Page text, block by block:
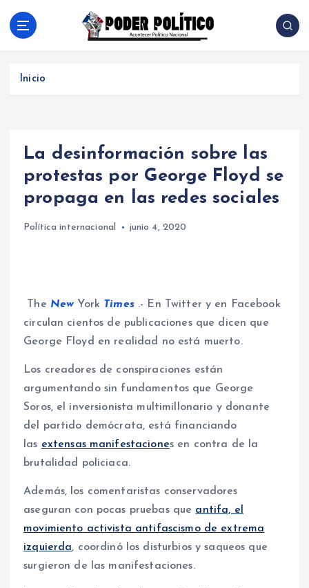
Acontecer Politico Nacional
Inicio
La desinformación sobre las
protestas por George Floyd se
propaga en las redes sociales
Política internacional junio 4, 2020
The New York Times.- En Twitter y en Facebook
circulan cientos de publicaciones que dicen que
George Floyd en realidad no está muerto.
Los creadores de conspiraciones están
argumentando sin fundamentos que George
Soros, el inversionista multimillonario y donante
del partido demócrata, está financiando
las extensas manifestaciones en contra de la
brutalidad policiaca.
Además, los comentaristas conservadores
aseguran con pocas pruebas que antifa, el
movimiento activista antifascismo de extrema
izquierda, coordinó los disturbios y saqueos que
surgieron de las manifestaciones.